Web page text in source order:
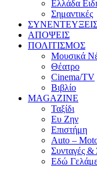
Ελλάδα
Σημαντικές
ΑΠΟΨΕΙΣ
ΠΟΛΙΤΙΣΜΟΣ
Μουσικά
Θέατρο
Cinema/TV
Βιβλίο
MAGAZINE
Ταξίδι
Ευ Ζην
Επιστήμη
Auto –
Συνταγές
Εδώ Γελάμε